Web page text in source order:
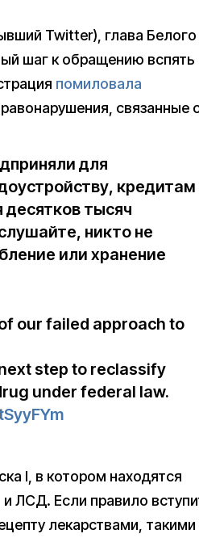
Twitter), глава Белого
шаг к обращению вспять
помиловала
связанные
для
кредитам
тысяч
никто не
или хранение
our failed approach to
step to reclassify
under federal law.
I, в котором находятся
ЛСД. Если правило
лекарствами, такими